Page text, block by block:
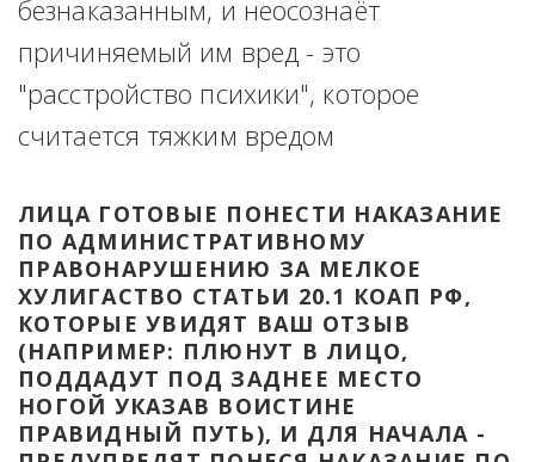
безнаказанным, и неосознаёт
причиняемый им вред - это
"расстройство психики", которое
считается тяжким вредом
ЛИЦА ГОТОВЫЕ ПОНЕСТИ НАКАЗАНИЕ
ПО АДМИНИСТРАТИВНОМУ
ПРАВОНАРУШЕНИЮ ЗА МЕЛКОЕ
ХУЛИГАСТВО СТАТЬИ 20.1 КОАП РФ,
КОТОРЫЕ УВИДЯТ ВАШ ОТЗЫВ
(НАПРИМЕР: ПЛЮНУТ В ЛИЦО,
ПОДДАДУТ ПОД ЗАДНЕЕ МЕСТО
НОГОЙ УКАЗАВ ВОИСТИНЕ
ПРАВИДНЫЙ ПУТЬ), И ДЛЯ НАЧАЛА -